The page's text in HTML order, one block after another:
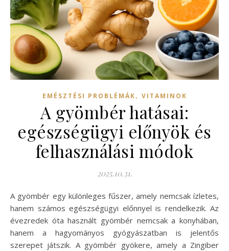
EMÉSZTÉSI PROBLÉMÁK, VITAMINOK
A gyömbér hatásai:
egészségügyi előnyök és
felhasználási módok
2025.10.31.
A gyömbér egy különleges fűszer, amely nemcsak ízletes,
hanem számos egészségügyi előnnyel is rendelkezik. Az
évezredek óta használt gyömbér nemcsak a konyhában,
hanem a hagyományos gyógyászatban is jelentős
szerepet játszik. A gyömbér gyökere, amely a Zingiber